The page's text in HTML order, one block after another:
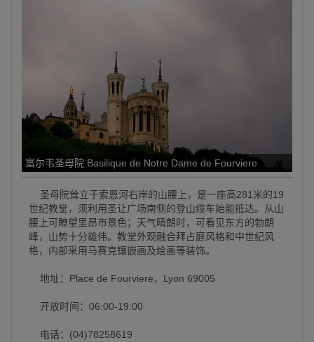
富尔韦圣母院 Basilique de Notre Dame de Fourviere
圣母院耸立于索恩河右岸的山腰上，是一座高281米的19
世纪教堂，须利用圣让广场南侧的登山缆车始能抵达。从山
腰上可瞭望里昂市景色；天气晴朗时，可看见东方的勃朗
峰，山势十分雄伟。教堂外观融合拜占庭风格和中世纪风
格，内部采用马赛克镶嵌画及绘画等装饰。
地址：Place de Fourviere，Lyon 69005
开放时间：06:00-19:00
电话：(04)78258619